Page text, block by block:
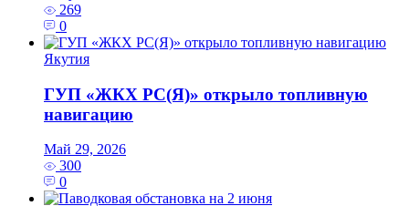
269
0
Якутия
ГУП «ЖКХ РС(Я)» открыло топливную
навигацию
Май 29, 2026
300
0